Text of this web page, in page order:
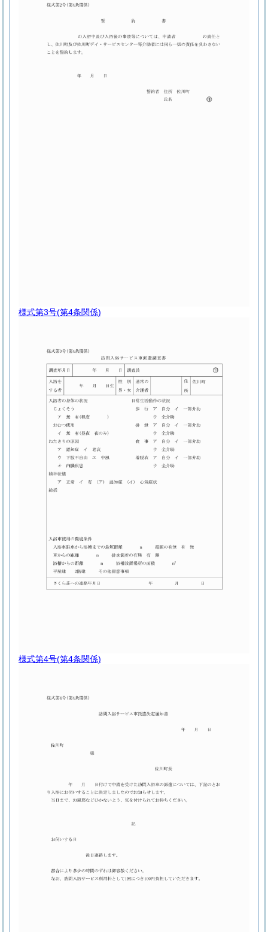
様式第3号(第4条関係)
様式第4号(第4条関係)